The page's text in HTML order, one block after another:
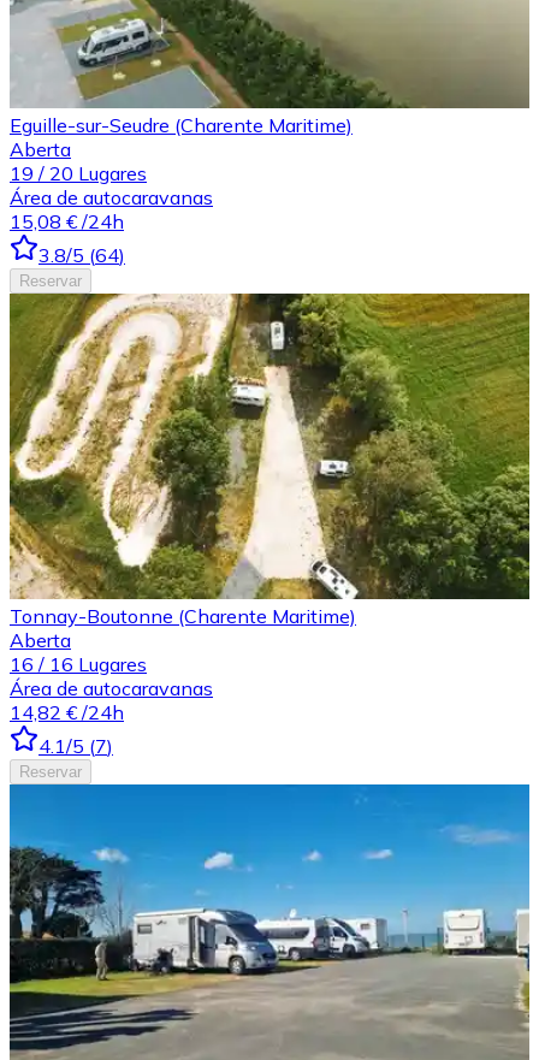
Eguille-sur-Seudre (Charente Maritime)
Aberta
19 / 20 Lugares
Área de autocaravanas
15,08 € /24h
3.8/5 (64)
Reservar
Tonnay-Boutonne (Charente Maritime)
Aberta
16 / 16 Lugares
Área de autocaravanas
14,82 € /24h
4.1/5 (7)
Reservar